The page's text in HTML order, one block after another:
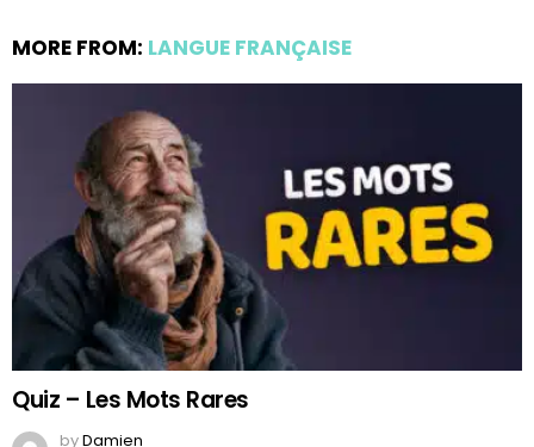
MORE FROM: LANGUE FRANÇAISE
Quiz – Les Mots Rares
byDamien